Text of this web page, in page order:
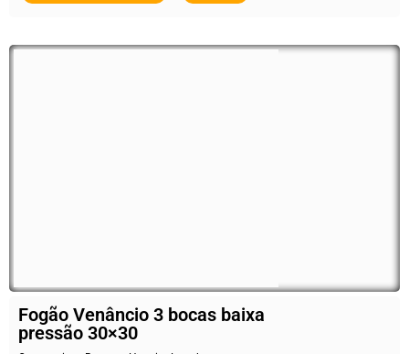
Fogão Venâncio 3 bocas baixa
pressão 30×30